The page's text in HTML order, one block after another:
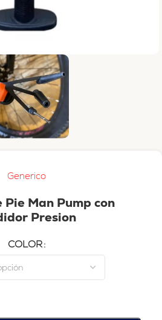
Generico
Pie Man Pump con
Presion
COLOR